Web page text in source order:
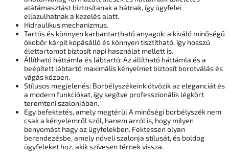
alátámasztást biztosítanak a hátnak, így ügyfelei
ellazulhatnak a kezelés alatt.
Hidraulikus mechanizmus.
Tartós és könnyen karbantartható anyagok: a kiváló minőségű
ökobőr kárpit kopásálló és könnyen tisztítható, így hosszú
élettartamot biztosít napi használat mellett is.
Állítható háttámla és lábtartó: Az állítható háttámla és a
beépített lábtartó maximális kényelmet biztosít borotválás és
vágás közben.
Stílusos megjelenés: Borbélyszékeink ötvözik az eleganciát és
a modern funkciókat, így segítve professzionális légkört
teremteni szalonjában.
Egy befektetés, amely megtérül A minőségi borbélyszék nem
csak a kényelemről szól, hanem arról is, hogy milyen
benyomást hagy az ügyfelekben. Fektessen olyan
berendezésbe, amely növeli szalonja stílusát, és boldog
ügyfeleket hoz, akik szívesen térnek vissza.